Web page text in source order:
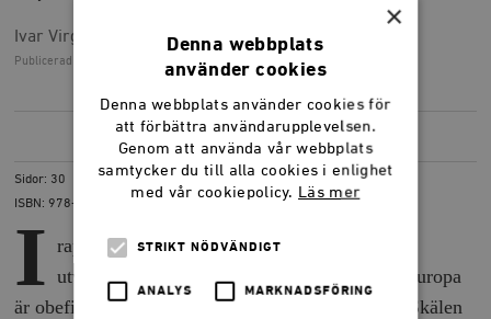
Ivar Virgin
Publicerad
(PDF) 3,1 MB
Sidor: 30
ISBN: 978-91-7566-943-4
I rapporten beskriver författaren hur både
utvecklingen och odlingen av GM-grödor i Europa
är obefintlig jämfört med andra delar av världen. Skälen
×
Denna webbplats
använder cookies
Denna webbplats använder cookies för
att förbättra användarupplevelsen.
Genom att använda vår webbplats
samtycker du till alla cookies i enlighet
med vår cookiepolicy. Läs mer
STRIKT NÖDVÄNDIGT
ANALYS MARKNADSFÖRING